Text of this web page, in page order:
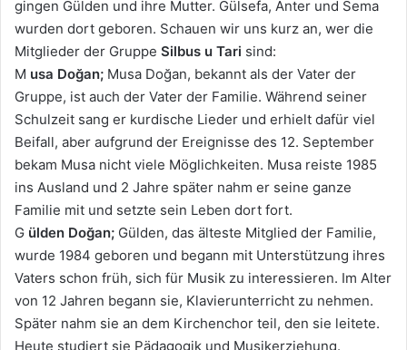
gingen Gülden und ihre Mutter. Gülsefa, Anter und Sema
wurden dort geboren. Schauen wir uns kurz an, wer die
Mitglieder der Gruppe Silbus u Tari sind:
M usa Doğan; Musa Doğan, bekannt als der Vater der
Gruppe, ist auch der Vater der Familie. Während seiner
Schulzeit sang er kurdische Lieder und erhielt dafür viel
Beifall, aber aufgrund der Ereignisse des 12. September
bekam Musa nicht viele Möglichkeiten. Musa reiste 1985
ins Ausland und 2 Jahre später nahm er seine ganze
Familie mit und setzte sein Leben dort fort.
G ülden Doğan; Gülden, das älteste Mitglied der Familie,
wurde 1984 geboren und begann mit Unterstützung ihres
Vaters schon früh, sich für Musik zu interessieren. Im Alter
von 12 Jahren begann sie, Klavierunterricht zu nehmen.
Später nahm sie an dem Kirchenchor teil, den sie leitete.
Heute studiert sie Pädagogik und Musikerziehung.